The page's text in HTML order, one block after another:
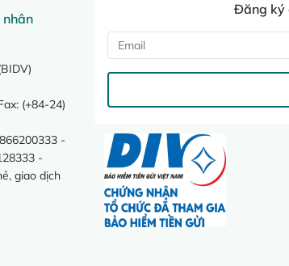
nhân
(+84-24)
-
-
giao dịch
Đăng ký